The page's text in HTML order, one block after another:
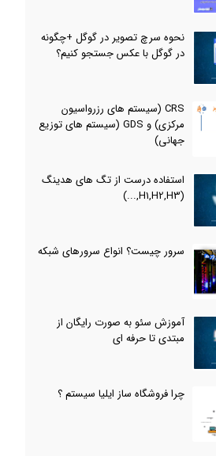
نحوه سرچ تصویر در گوگل +چگونه
در گوگل با عکس جستجو کنیم؟
CRS (سیستم های رزرواسیون
مرکزی) و GDS (سیستم های توزیع
جهانی)
استفاده درست از تگ های هدینگ
(H1,H2,H3,...)
سرور چیست؟ انواع سرورهای شبکه
آموزش سئو به صورت رایگان از
مبتدی تا حرفه ای
چرا فروشگاه ساز ایلیا سیستم ؟